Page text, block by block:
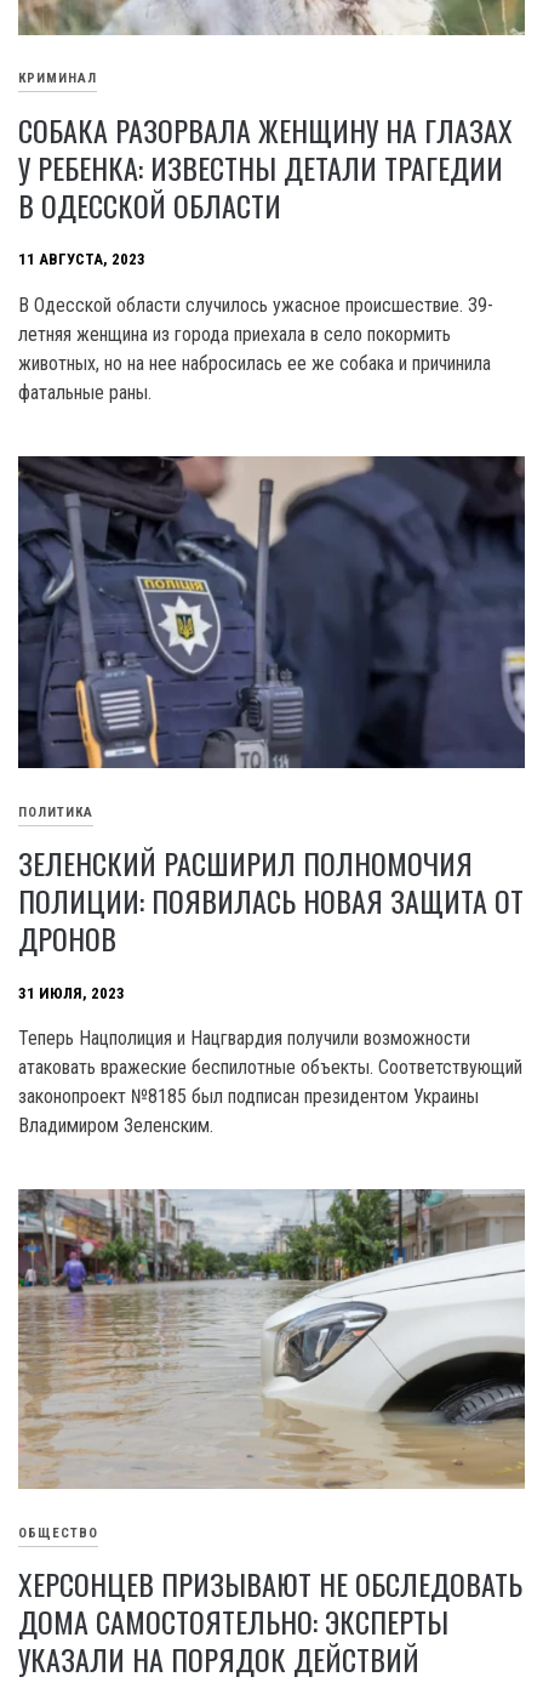
КРИМИНАЛ
СОБАКА РАЗОРВАЛА ЖЕНЩИНУ НА ГЛАЗАХ
У РЕБЕНКА: ИЗВЕСТНЫ ДЕТАЛИ ТРАГЕДИИ
В ОДЕССКОЙ ОБЛАСТИ
11 АВГУСТА, 2023
В Одесской области случилось ужасное происшествие. 39-
летняя женщина из города приехала в село покормить
животных, но на нее набросилась ее же собака и причинила
фатальные раны.
ПОЛИТИКА
ЗЕЛЕНСКИЙ РАСШИРИЛ ПОЛНОМОЧИЯ
ПОЛИЦИИ: ПОЯВИЛАСЬ НОВАЯ ЗАЩИТА ОТ
ДРОНОВ
31 ИЮЛЯ, 2023
Теперь Нацполиция и Нацгвардия получили возможности
атаковать вражеские беспилотные объекты. Соответствующий
законопроект №8185 был подписан президентом Украины
Владимиром Зеленским.
ОБЩЕСТВО
ХЕРСОНЦЕВ ПРИЗЫВАЮТ НЕ ОБСЛЕДОВАТЬ
ДОМА САМОСТОЯТЕЛЬНО: ЭКСПЕРТЫ
УКАЗАЛИ НА ПОРЯДОК ДЕЙСТВИЙ